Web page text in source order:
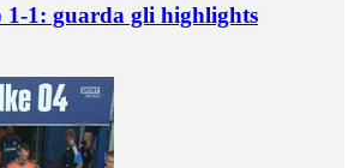
1-1: guarda gli highlights